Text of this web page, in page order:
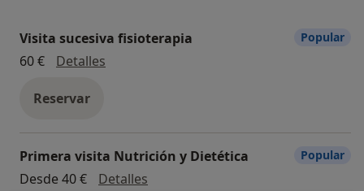
Visita sucesiva fisioterapia
60 €
Detalles
Reservar
Popular
Primera visita Nutrición y Dietética
Desde 40 €
Detalles
Popular